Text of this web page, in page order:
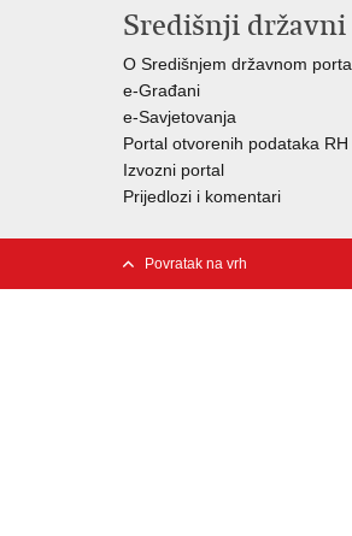
Središnji
O Središnjem državnom
e-Građani
e-Savjetovanja
Portal otvorenih podataka RH
Izvozni portal
Prijedlozi i komentari
Povratak na vrh